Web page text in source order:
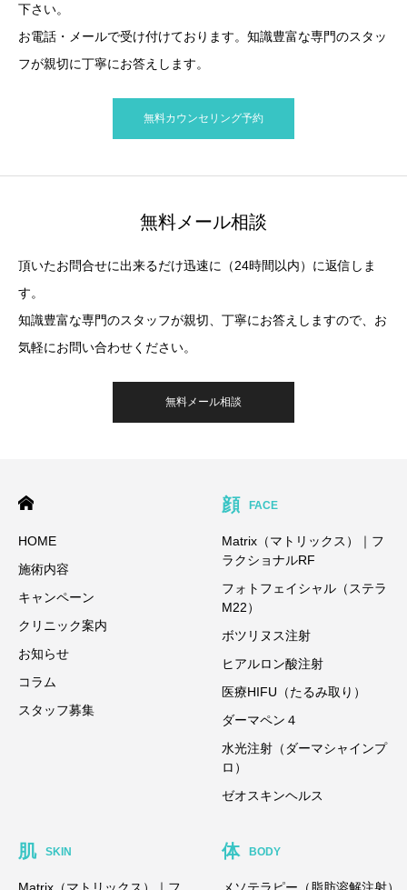
下さい。
お電話・メールで受け付けております。知識豊富な専門のスタッ
フが親切に丁寧にお答えします。
無料カウンセリング予約
無料メール相談
頂いたお問合せに出来るだけ迅速に（24時間以内）に返信しま
す。
知識豊富な専門のスタッフが親切、丁寧にお答えしますので、お
気軽にお問い合わせください。
無料メール相談
HOME
施術内容
キャンペーン
クリニック案内
お知らせ
コラム
スタッフ募集
顔 FACE
Matrix（マトリックス）｜フ
ラクショナルRF
フォトフェイシャル（ステラ
M22）
ボツリヌス注射
ヒアルロン酸注射
医療HIFU（たるみ取り）
ダーマペン４
水光注射（ダーマシャインプ
ロ）
ゼオスキンヘルス
肌 SKIN
Matrix（マトリックス）｜フ
体 BODY
メソテラピー（脂肪溶解注射）